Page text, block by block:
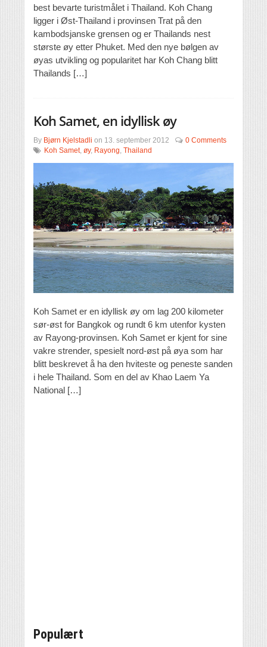
best bevarte turistmålet i Thailand. Koh Chang
ligger i Øst-Thailand i provinsen Trat på den
kambodsjanske grensen og er Thailands nest
største øy etter Phuket. Med den nye bølgen av
øyas utvikling og popularitet har Koh Chang blitt
Thailands […]
Koh Samet, en idyllisk øy
By Bjørn Kjelstadli on 13. september 2012
0 Comments
Koh Samet, øy, Rayong, Thailand
Koh Samet er en idyllisk øy om lag 200 kilometer
sør-øst for Bangkok og rundt 6 km utenfor kysten
av Rayong-provinsen. Koh Samet er kjent for sine
vakre strender, spesielt nord-øst på øya som har
blitt beskrevet å ha den hviteste og peneste sanden
i hele Thailand. Som en del av Khao Laem Ya
National […]
Populært